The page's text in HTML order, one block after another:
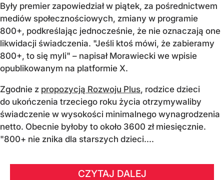
Były premier zapowiedział w piątek, za pośrednictwem
mediów społecznościowych, zmiany w programie
800+, podkreślając jednocześnie, że nie oznaczają one
likwidacji świadczenia. "Jeśli ktoś mówi, że zabieramy
800+, to się myli" – napisał Morawiecki we wpisie
opublikowanym na platformie X.
Zgodnie z propozycją Rozwoju Plus, rodzice dzieci
do ukończenia trzeciego roku życia otrzymywaliby
świadczenie w wysokości minimalnego wynagrodzenia
netto. Obecnie byłoby to około 3600 zł miesięcznie.
"800+ nie znika dla starszych dzieci....
CZYTAJ DALEJ